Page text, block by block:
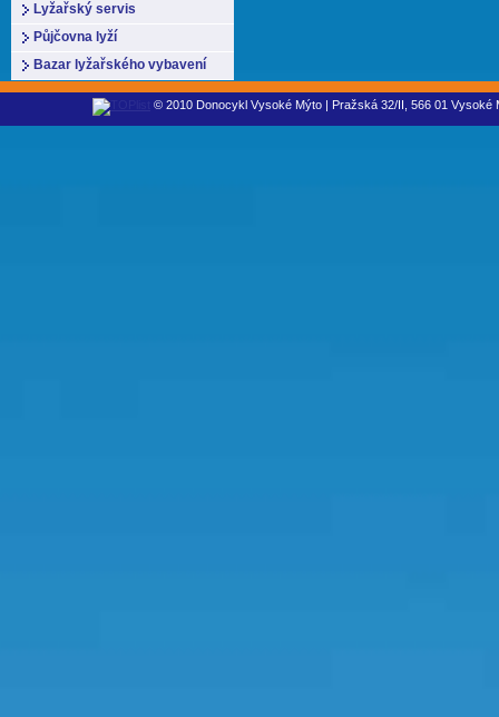
Lyžařský servis
Půjčovna lyží
Bazar lyžařského vybavení
© 2010 Donocykl Vysoké Mýto | Pražská 32/II, 566 01 Vysoké